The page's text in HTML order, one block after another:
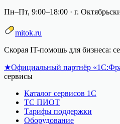
Пн–Пт, 9:00–18:00 · г.
mitok.ru
Скорая IT-помощь для бизнеса:
★Официальный партнёр
сервисы
Каталог сервисов 1С
ТС ПИОТ
Тарифы поддержки
Оборудование